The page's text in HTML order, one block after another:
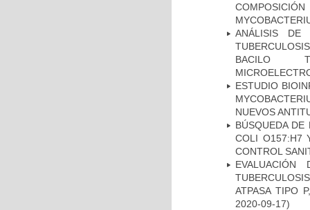
ANÁLISIS DE
BACILO
ESTUDIO
NUEVOS
BÚSQUEDA DE
COLI O157:H7
CONTROL
ATPASA TIPO
2020-09-17)